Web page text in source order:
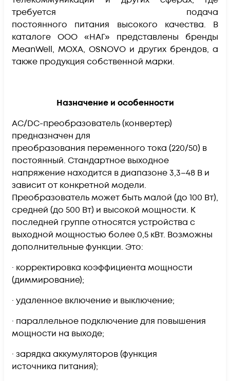
требуется подача
постоянного питания высокого качества. В
каталоге ООО «НАГ» представлены бренды
MeanWell, MOXA, OSNOVO и других брендов, а
также продукция собственной марки.
Назначение и особенности
AC/DC-преобразователь (конвертер)
предназначен для
преобразования переменного тока (220/50) в
постоянный. Стандартное выходное
напряжение находится в диапазоне 3,3–48 В и
зависит от конкретной модели.
Преобразователь может быть малой (до 100 Вт),
средней (до 500 Вт) и высокой мощности. К
последней группе относятся устройства с
выходной мощностью более 0,5 кВт. Возможны
дополнительные функции. Это:
· корректировка коэффициента мощности
(диммирование);
· удаленное включение и выключение;
· параллельное подключение для повышения
мощности на выходе;
· зарядка аккумуляторов (функция
источника питания);